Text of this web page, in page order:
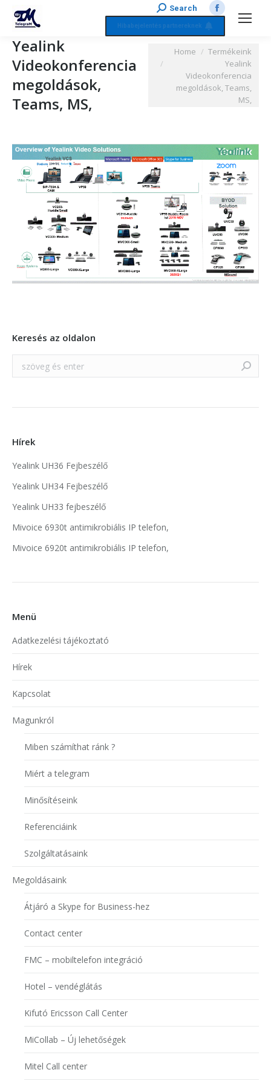
Search:
Search
Facebook
opens
new
window
Hibabejelentés partnereknek
Yealink
Videokonferencia
megoldások,
Teams, MS,
You are here:
Home
Termékeink
Yealink
Videokonferencia
megoldások, Teams,
MS,
Keresés az oldalon
Search:
Hírek
Yealink UH36 Fejbeszélő
Yealink UH34 Fejbeszélő
Yealink UH33 fejbeszélő
Mivoice 6930t antimikrobiális IP telefon,
Mivoice 6920t antimikrobiális IP telefon,
Menü
Adatkezelési tájékoztató
Hírek
Kapcsolat
Magunkról
Miben számíthat ránk ?
Miért a telegram
Minősítéseink
Referenciáink
Szolgáltatásaink
Megoldásaink
Átjáró a Skype for Business-hez
Contact center
FMC – mobiltelefon integráció
Hotel – vendéglátás
Kifutó Ericsson Call Center
MiCollab – Új lehetőségek
Mitel Call center